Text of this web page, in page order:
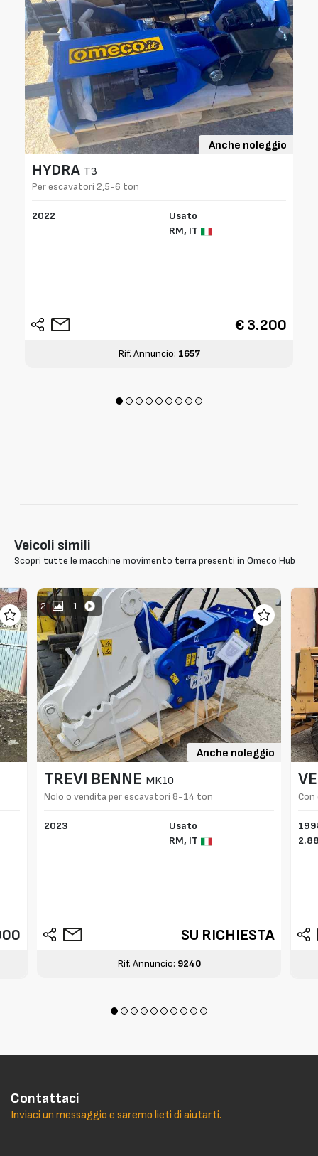
Anche noleggio
HYDRA T3
Per escavatori 2,5-6 ton
2022
Usato
RM, IT
€ 3.200
Rif. Annuncio: 1657
Veicoli simili
Scopri tutte le macchine movimento terra presenti in Omeco Hub
2 1
Anche noleggio
TREVI BENNE MK10
Nolo o vendita per escavatori 8-14 ton
2023
Usato
RM, IT
SU RICHIESTA
Rif. Annuncio: 9240
Contattaci
Inviaci un messaggio e saremo lieti di aiutarti.